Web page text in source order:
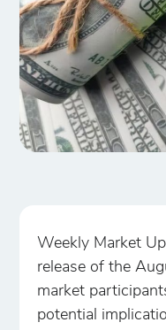
Weekly Market
release of the
market
potential